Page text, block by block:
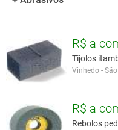
R$ a
Tijolos
Vinhedo -
R$ a
Rebolos